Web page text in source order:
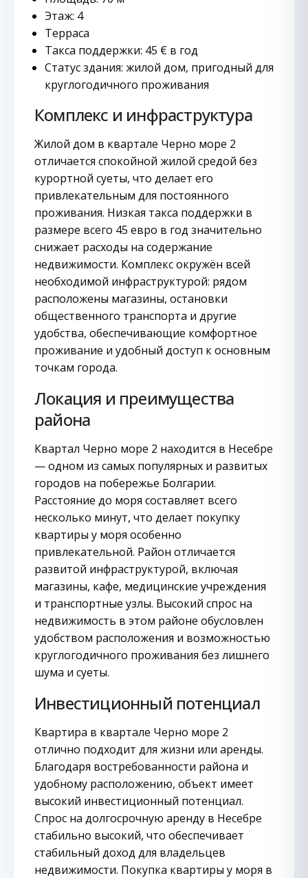
Этаж: 4
Терраса
Такса поддержки: 45 € в год
Статус здания: жилой дом, пригодный для
круглогодичного проживания
Комплекс и инфраструктура
Жилой дом в квартале Черно море 2
отличается спокойной жилой средой без
курортной суеты, что делает его
привлекательным для постоянного
проживания. Низкая такса поддержки в
размере всего 45 евро в год значительно
снижает расходы на содержание
недвижимости. Комплекс окружён всей
необходимой инфраструктурой: рядом
расположены магазины, остановки
общественного транспорта и другие
удобства, обеспечивающие комфортное
проживание и удобный доступ к основным
точкам города.
Локация и преимущества
района
Квартал Черно море 2 находится в Несебре
— одном из самых популярных и развитых
городов на побережье Болгарии.
Расстояние до моря составляет всего
несколько минут, что делает покупку
квартиры у моря особенно
привлекательной. Район отличается
развитой инфраструктурой, включая
магазины, кафе, медицинские учреждения
и транспортные узлы. Высокий спрос на
недвижимость в этом районе обусловлен
удобством расположения и возможностью
круглогодичного проживания без лишнего
шума и суеты.
Инвестиционный потенциал
Квартира в квартале Черно море 2
отлично подходит для жизни или аренды.
Благодаря востребованности района и
удобному расположению, объект имеет
высокий инвестиционный потенциал.
Спрос на долгосрочную аренду в Несебре
стабильно высокий, что обеспечивает
стабильный доход для владельцев
недвижимости. Покупка квартиры у моря в